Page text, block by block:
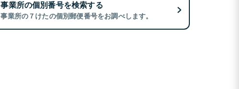
事業所の個別番号を検索する
事業所の７けたの個別郵便番号をお調べします。